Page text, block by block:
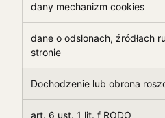
dany mechanizm cookies
dane o odsłonach, źródłach
stronie
Dochodzenie lub obrona
art. 6 ust. 1 lit. f RODO